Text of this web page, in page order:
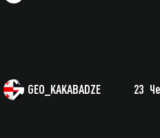
GEO_KAKABADZE 23